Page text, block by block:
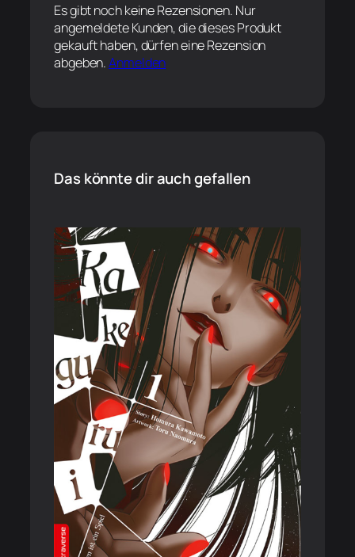
Es gibt noch keine Rezensionen. Nur
angemeldete Kunden, die dieses Produkt
gekauft haben, dürfen eine Rezension
abgeben.Anmelden
Das könnte dir auch gefallen